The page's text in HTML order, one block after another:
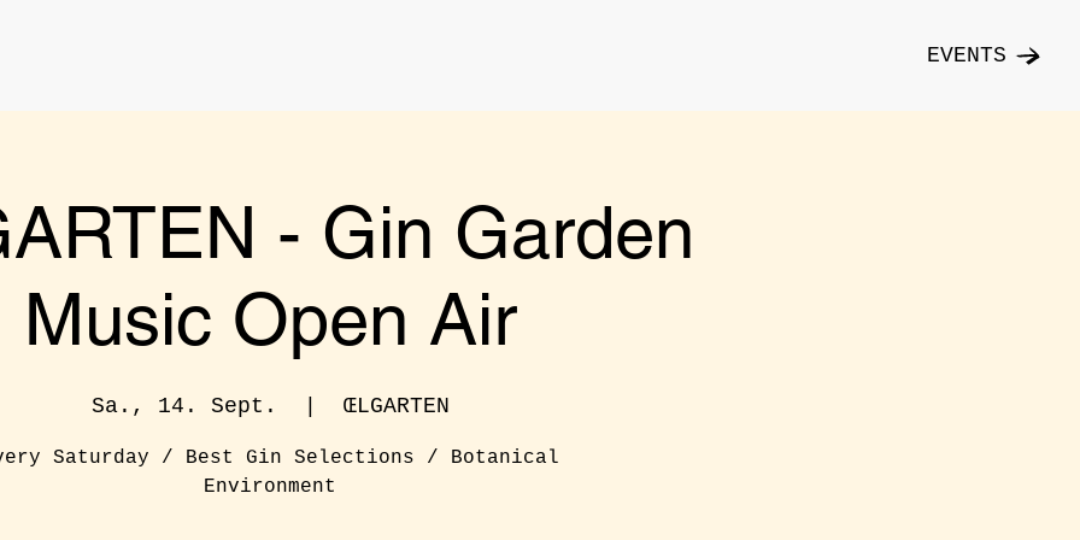
EVENTS
- Gin Garden
Music Open Air
Sa., 14. Sept. ŒLGARTEN
Saturday / Best Gin Selections / Botanical
Environment